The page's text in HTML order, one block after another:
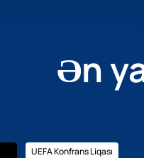
Ən
UEFA Konfrans Liqası